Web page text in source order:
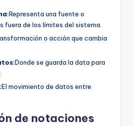
Representa una fuente o
fuera de los límites del sistema.
o acción que cambia
Donde se guarda la data para
El movimiento de datos entre
de notaciones